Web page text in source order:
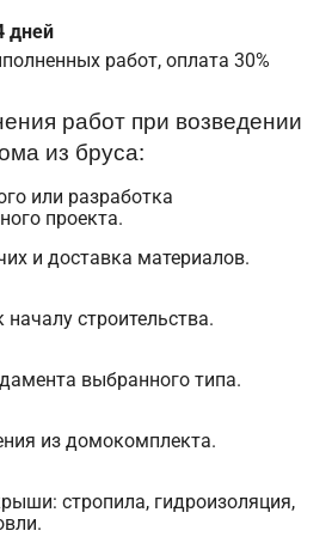
дней
работ, оплата 30%
работ при возведении
из бруса:
или разработка
проекта.
и доставка материалов.
началу строительства.
выбранного типа.
из домокомплекта.
стропила, гидроизоляция,